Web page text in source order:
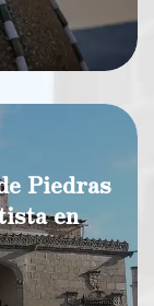
Piedras
en